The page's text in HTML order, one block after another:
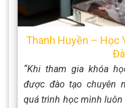
Thanh Huyền – Học
“Khi tham gia khóa
được đào tạo chuyên
quá trình học mình